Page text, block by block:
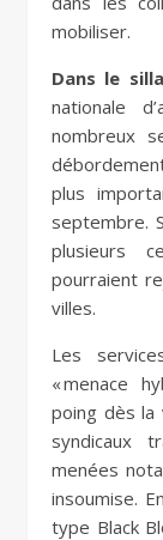
mobiliser.
Dans le
nationale
nombreux
plus
septembre.
plusieurs
pourraient
villes.
Les
« menace
poing dès la
syndicaux
menées
insoumise.
type Black